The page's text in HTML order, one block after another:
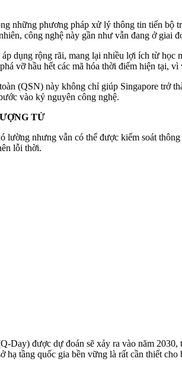
những phương pháp xử lý thông tin tiến bộ
công nghệ này gần như vẫn đang ở giai
dụng rộng rãi, mang lại nhiều lợi ích từ
vỡ hầu hết các mã hóa thời điểm hiện tại,
(QSN) này không chỉ giúp Singapore trở
vào kỷ nguyên công nghệ.
TỬ
lường nhưng vẫn có thể được kiểm soát
lỗi thời.
Day) được dự đoán sẽ xảy ra vào năm
tầng quốc gia bền vững là rất cần thiết cho